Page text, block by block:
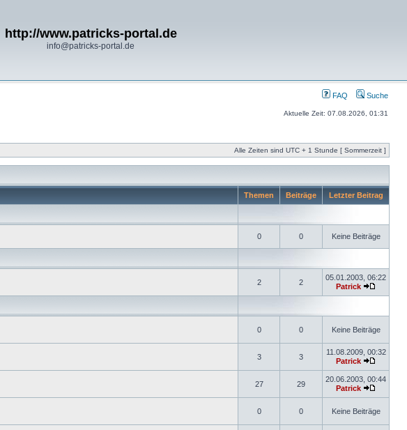
http://www.patricks-portal.de
info@patricks-portal.de
FAQ Suche
Aktuelle Zeit: 07.08.2026, 01:31
Alle Zeiten sind UTC + 1 Stunde [ Sommerzeit ]
Themen Beiträge Letzter Beitrag
0 0 Keine Beiträge
2 2
05.01.2003, 06:22
Patrick
0 0 Keine Beiträge
3 3
11.08.2009, 00:32
Patrick
27 29
20.06.2003, 00:44
Patrick
0 0 Keine Beiträge